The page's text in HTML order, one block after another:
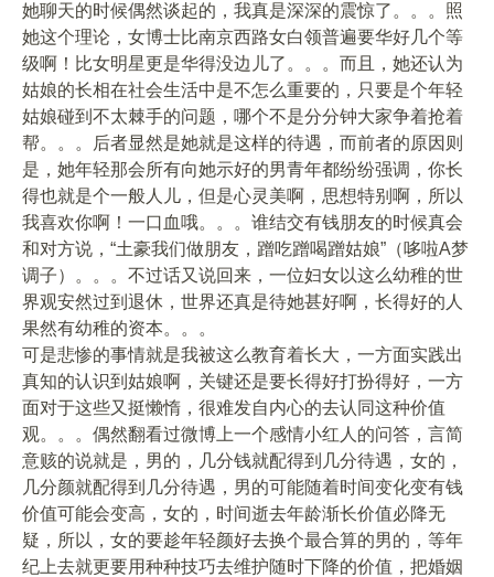
她聊天的时候偶然谈起的，我真是深深的震惊了。。。照
她这个理论，女博士比南京西路女白领普遍要华好几个等
级啊！比女明星更是华得没边儿了。。。而且，她还认为
姑娘的长相在社会生活中是不怎么重要的，只要是个年轻
姑娘碰到不太棘手的问题，哪个不是分分钟大家争着抢着
帮。。。后者显然是她就是这样的待遇，而前者的原因则
是，她年轻那会所有向她示好的男青年都纷纷强调，你长
得也就是个一般人儿，但是心灵美啊，思想特别啊，所以
我喜欢你啊！一口血哦。。。谁结交有钱朋友的时候真会
和对方说，“土豪我们做朋友，蹭吃蹭喝蹭姑娘”（哆啦A梦
调子）。。。不过话又说回来，一位妇女以这么幼稚的世
界观安然过到退休，世界还真是待她甚好啊，长得好的人
果然有幼稚的资本。。。
可是悲惨的事情就是我被这么教育着长大，一方面实践出
真知的认识到姑娘啊，关键还是要长得好打扮得好，一方
面对于这些又挺懒惰，很难发自内心的去认同这种价值
观。。。偶然翻看过微博上一个感情小红人的问答，言简
意赅的说就是，男的，几分钱就配得到几分待遇，女的，
几分颜就配得到几分待遇，男的可能随着时间变化变有钱
价值可能会变高，女的，时间逝去年龄渐长价值必降无
疑，所以，女的要趁年轻颜好去换个最合算的男的，等年
纪上去就更要用种种技巧去维护随时下降的价值，把婚姻